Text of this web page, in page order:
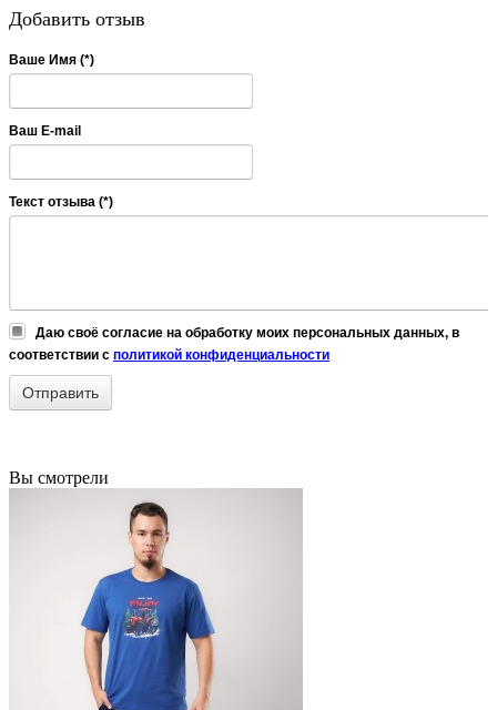
Добавить отзыв
Ваше Имя (*)
Ваш E-mail
Текст отзыва (*)
Даю своё согласие на обработку моих персональных данных, в
соответствии с политикой конфиденциальности
Вы смотрели